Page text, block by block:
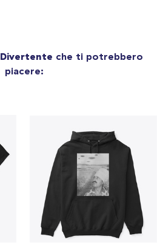
Divertente che ti potrebbero
piacere: